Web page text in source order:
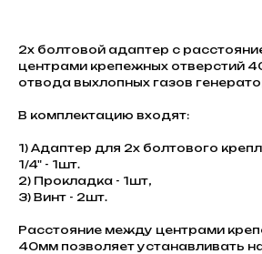
2х болтовой адаптер с
центрами крепежных отверстий
отвода выхлопных газов
В комплектацию входят:
1) Адаптер для 2х болтового
1/4" - 1шт.
2) Прокладка - 1шт,
3) Винт - 2шт.
Расстояние между центрами
40мм позволяет устанавливать